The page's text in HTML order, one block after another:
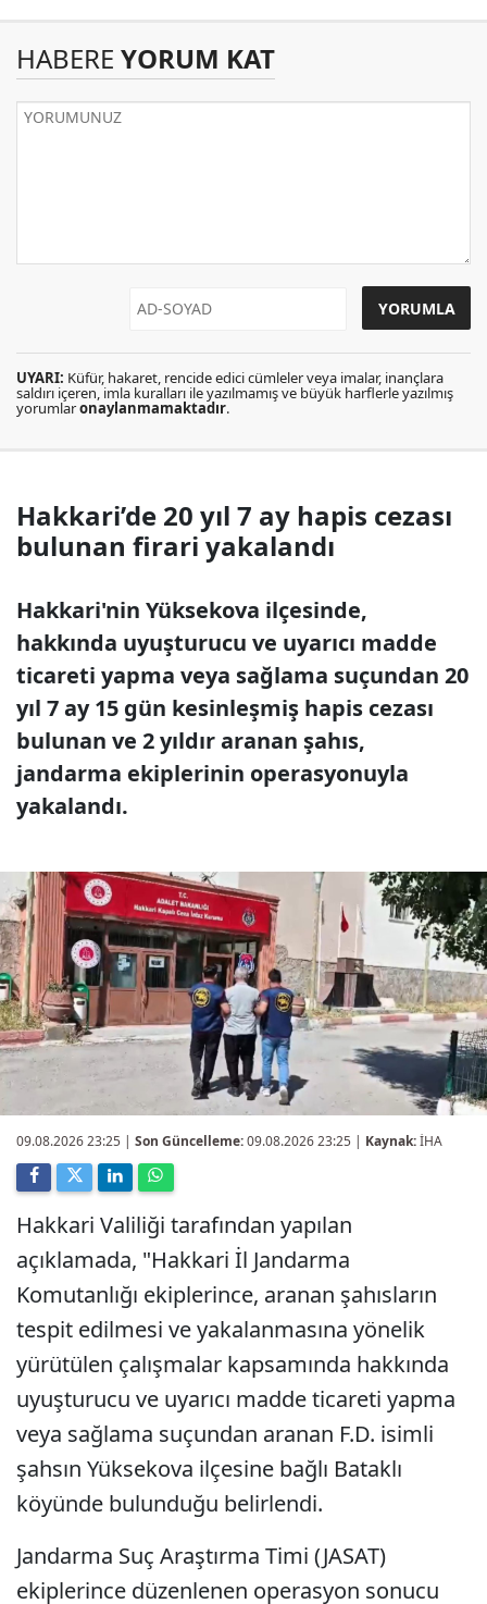
HABERE YORUM KAT
UYARI: Küfür, hakaret, rencide edici cümleler veya imalar, inançlara
saldırı içeren, imla kuralları ile yazılmamış ve büyük harflerle yazılmış
yorumlaronaylanmamaktadır.
Hakkari’de 20 yıl 7 ay hapis cezası
bulunan firari yakalandı
Hakkari'nin Yüksekova ilçesinde,
hakkında uyuşturucu ve uyarıcı madde
ticareti yapma veya sağlama suçundan 20
yıl 7 ay 15 gün kesinleşmiş hapis cezası
bulunan ve 2 yıldır aranan şahıs,
jandarma ekiplerinin operasyonuyla
yakalandı.
09.08.2026 23:25 | Son Güncelleme:09.08.2026 23:25 | Kaynak:İHA
Hakkari Valiliği tarafından yapılan
açıklamada, "Hakkari İl Jandarma
Komutanlığı ekiplerince, aranan şahısların
tespit edilmesi ve yakalanmasına yönelik
yürütülen çalışmalar kapsamında hakkında
uyuşturucu ve uyarıcı madde ticareti yapma
veya sağlama suçundan aranan F.D. isimli
şahsın Yüksekova ilçesine bağlı Bataklı
köyünde bulunduğu belirlendi.
Jandarma Suç Araştırma Timi (JASAT)
ekiplerince düzenlenen operasyon sonucu